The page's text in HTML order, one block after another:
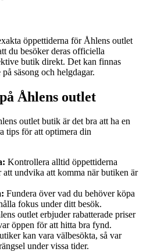
öppettiderna för Åhlens outlet
du besöker deras officiella
butik direkt. Det kan finnas
säsong och helgdagar.
Åhlens outlet
outlet butik är det bra att ha en
tips för att optimera din
Kontrollera alltid öppettiderna
undvika att komma när butiken är
Fundera över vad du behöver köpa
fokus under ditt besök.
outlet erbjuder rabatterade priser
öppen för att hitta bra fynd.
kan vara välbesökta, så var
under vissa tider.